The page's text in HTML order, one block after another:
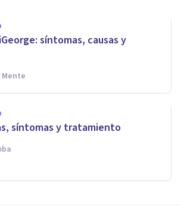
síntomas, causas y
Mente
síntomas y tratamiento